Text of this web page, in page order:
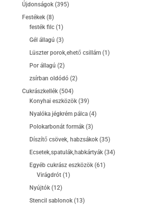
Újdonságok 395395
Festékek 88
termék
festék filc 1 1
termék
Gél állagú 33
termék
Lüszter porok,ehető csillám 1 1
Por állagú 22
termék
zsírban oldódó 22
Cukrászkellék 504504
termék
Konyhai eszközök 3939
termék
Nyalóka jégkrém pálca 44
Polokarbonát formák 33
termék
Díszítő csövek, habzsákok 3535
termék
Ecsetek,spatulák,habkártyák 3434
Egyéb cukrász eszközök 61 61
Virágdrót 1 1
Nyújtók 1212
termék
Stencil sablonok 1313